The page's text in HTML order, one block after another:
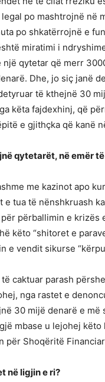
po mashtrojnë në
po shkatërrojnë e
miratimi i
qytetar që merr
Dhe, jo siç janë
të kthejnë 30
këta fajdexhinj, që
e gjithçka që kanë
qytetarët, në emër
me kazinot apo
e tua të nënshkruash
përballimin e
këto “shitoret e
e vendit sikurse
caktuar parash
nga rastet e
30 mijë denarë e më
mbase u lejohej
për Shoqëritë
në ligjin e ri?